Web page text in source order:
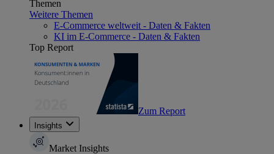
Themen
Weitere Themen
E-Commerce weltweit - Daten & Fakten
KI im E-Commerce - Daten & Fakten
Top Report
Zum Report
Insights
Market Insights